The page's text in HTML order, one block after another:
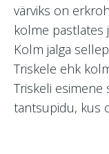
värviks on
kolme pastlates
Kolm jalga
Triskele ehk
Triskeli esimene
tantsupidu, kus